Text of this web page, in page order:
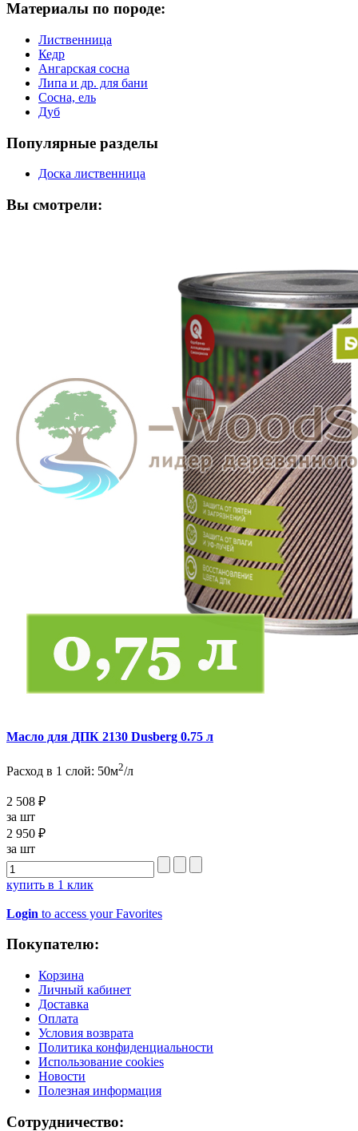
Материалы по породе:
Лиственница
Кедр
Ангарская сосна
Липа и др. для бани
Сосна, ель
Дуб
Популярные разделы
Доска лиственница
Вы смотрели:
Масло для ДПК 2130 Dusberg 0.75 л
Расход в 1 слой: 50м2/л
2 508 ₽
за шт
2 950 ₽
за шт
купить в 1 клик
Login to access your Favorites
Покупателю:
Корзина
Личный кабинет
Доставка
Оплата
Условия возврата
Политика конфиденциальности
Использование cookies
Новости
Полезная информация
Сотрудничество: